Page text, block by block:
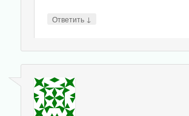
Ответить ↓